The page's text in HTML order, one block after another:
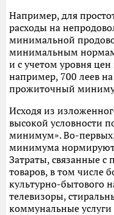
Например, для
расходы на
минимальной
минимальным нормам
и с учетом уровня
например, 700 леев
прожиточный
Исходя из
высокой условности
минимум». Во-
минимума
Затраты, связанные
товаров, в том числе
культурно-бытового
телевизоры,
коммунальные